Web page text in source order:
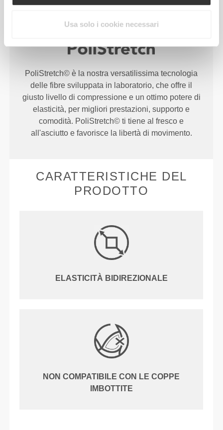
Usa solo i cookie necessari
PoliStretch© è la nostra versatilissima tecnologia
delle fibre sviluppata in laboratorio, che offre il
giusto livello di compressione e un ottimo potere di
elasticità, per migliori prestazioni, supporto e
comodità. PoliStretch© ti tiene al fresco e
all'asciutto e favorisce la libertà di movimento.
CARATTERISTICHE DEL
PRODOTTO
ELASTICITÀ BIDIREZIONALE
NON COMPATIBILE CON LE COPPE
IMBOTTITE